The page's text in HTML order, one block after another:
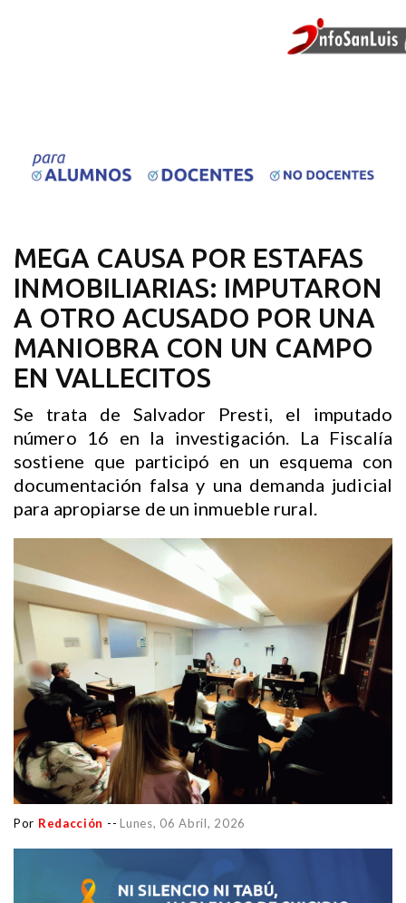
MEGA CAUSA POR ESTAFAS
INMOBILIARIAS: IMPUTARON
A OTRO ACUSADO POR UNA
MANIOBRA CON UN CAMPO
EN VALLECITOS
Se trata de Salvador Presti, el imputado
número 16 en la investigación. La Fiscalía
sostiene que participó en un esquema con
documentación falsa y una demanda judicial
para apropiarse de un inmueble rural.
Por Redacción -- Lunes, 06 Abril, 2026